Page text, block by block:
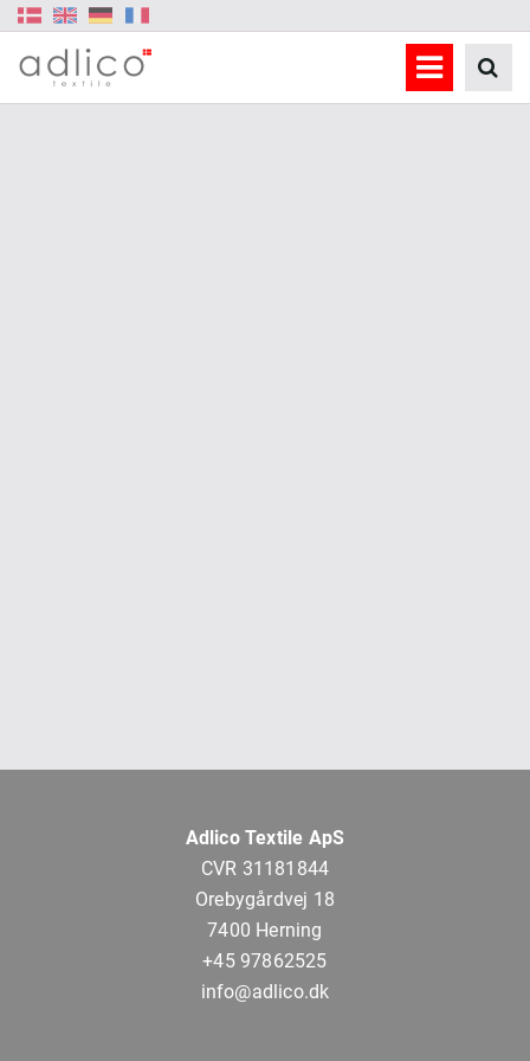
Adlico Textile ApS
CVR 31181844
Orebygårdvej 18
7400 Herning
+45 97862525
info@adlico.dk